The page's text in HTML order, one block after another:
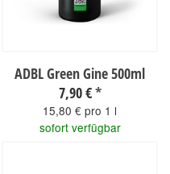
ADBL Green Gine 500ml
7,90 €*
15,80 € pro 1 l
sofort verfügbar